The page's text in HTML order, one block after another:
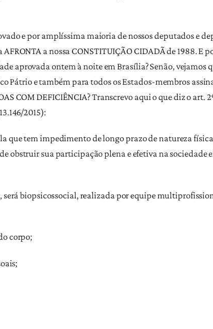
e por amplíssima maioria de nossos deputados e
a nossa CONSTITUIÇÃO CIDADÃ de 1988. E
aprovada ontem à noite em Brasília? Senão, vejamos
Pátrio e também para todos os Estados-membros
COM DEFICIÊNCIA? Transcrevo aqui o que diz o art.
2015):
que tem impedimento de longo prazo de natureza
obstruir sua participação plena e efetiva na sociedade
será biopsicossocial, realizada por equipe
corpo;